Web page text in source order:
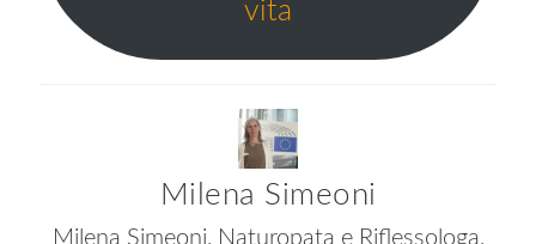
vita
Milena Simeoni
Milena Simeoni, Naturopata e Riflessologa,